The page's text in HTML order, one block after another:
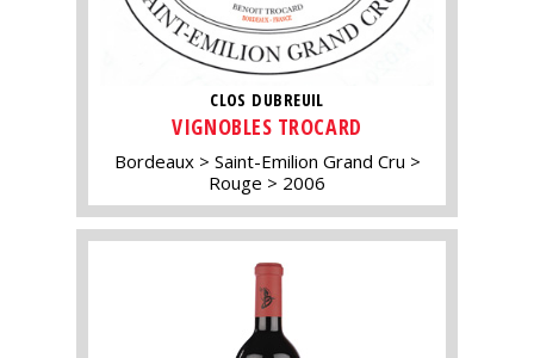
CLOS DUBREUIL
VIGNOBLES TROCARD
Bordeaux
Saint-Emilion Grand Cru
Rouge
2006